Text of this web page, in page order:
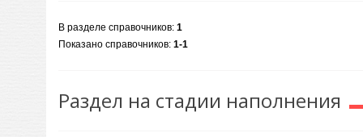
В разделе справочников: 1
Показано справочников: 1-1
Раздел на стадии наполнения